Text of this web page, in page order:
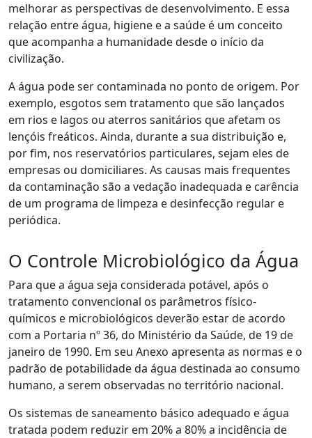
melhorar as perspectivas de desenvolvimento. E essa
relação entre água, higiene e a saúde é um conceito
que acompanha a humanidade desde o início da
civilização.
A água pode ser contaminada no ponto de origem. Por
exemplo, esgotos sem tratamento que são lançados
em rios e lagos ou aterros sanitários que afetam os
lençóis freáticos. Ainda, durante a sua distribuição e,
por fim, nos reservatórios particulares, sejam eles de
empresas ou domiciliares. As causas mais frequentes
da contaminação são a vedação inadequada e carência
de um programa de limpeza e desinfecção regular e
periódica.
O Controle Microbiológico da Água
Para que a água seja considerada potável, após o
tratamento convencional os parâmetros físico-
químicos e microbiológicos deverão estar de acordo
com a Portaria nº 36, do Ministério da Saúde, de 19 de
janeiro de 1990. Em seu Anexo apresenta as normas e o
padrão de potabilidade da água destinada ao consumo
humano, a serem observadas no território nacional.
Os sistemas de saneamento básico adequado e água
tratada podem reduzir em 20% a 80% a incidência de